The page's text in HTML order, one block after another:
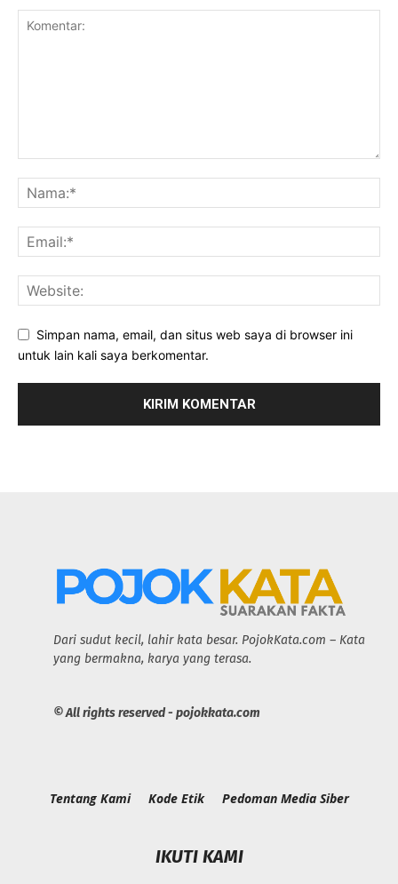
Simpan nama, email, dan situs web saya di browser ini
untuk lain kali saya berkomentar.
Dari sudut kecil, lahir kata besar. PojokKata.com – Kata
yang bermakna, karya yang terasa.
© All rights reserved - pojokkata.com
Tentang Kami Kode Etik Pedoman Media Siber
IKUTI KAMI